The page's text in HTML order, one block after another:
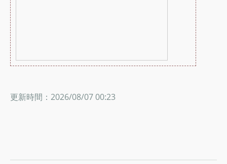
更新時間：2026/08/07 00:23